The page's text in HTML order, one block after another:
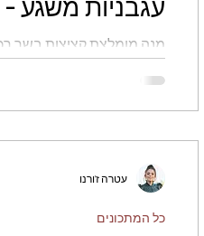
מנה מומלצת קציצות בשר
כל המתכונים
עטרה ז'ורנו